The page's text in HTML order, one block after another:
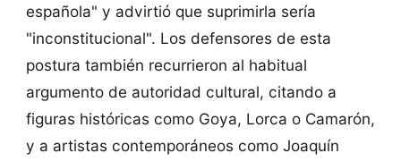
española" y advirtió que suprimirla sería
"inconstitucional". Los defensores de esta
postura también recurrieron al habitual
argumento de autoridad cultural, citando a
figuras históricas como Goya, Lorca o Camarón,
y a artistas contemporáneos como Joaquín